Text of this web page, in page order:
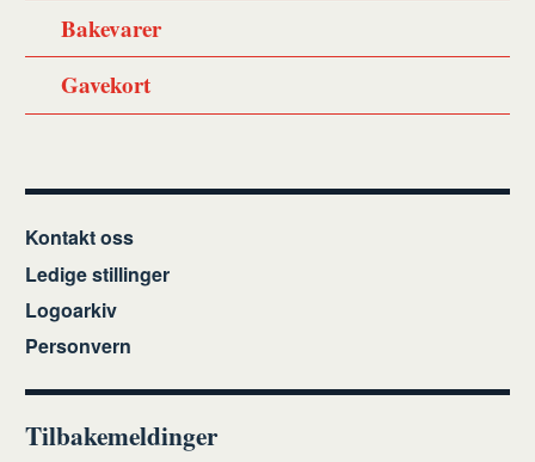
Bakevarer
Gavekort
Kontakt oss
Ledige stillinger
Logoarkiv
Personvern
Tilbakemeldinger